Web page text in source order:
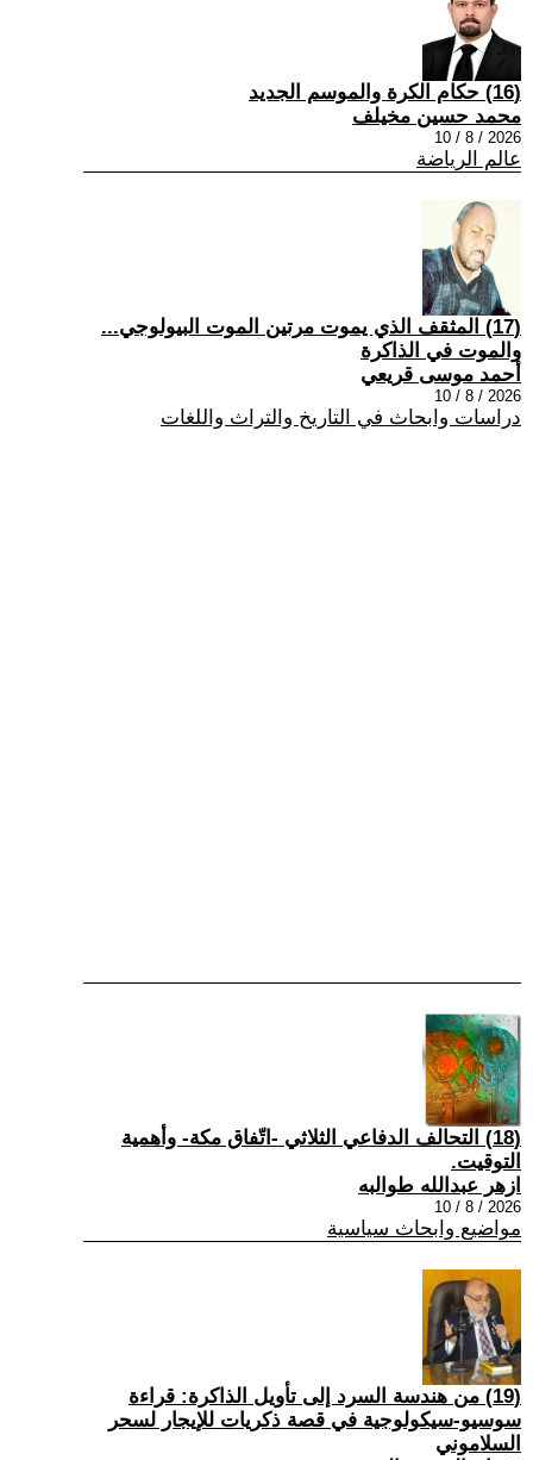
(16) حكام الكرة والموسم الجديد
محمد حسين مخيلف
2026 / 8 / 10
عالم الرياضة
(17) المثقف الذي يموت مرتين الموت البيولوجي...
والموت في الذاكرة
أحمد موسى قريعي
2026 / 8 / 10
دراسات وابحاث في التاريخ والتراث واللغات
(18) التحالف الدفاعي الثلاثي -اتّفاق مكة- وأهمية
التوقيت.
ازهر عبدالله طوالبه
2026 / 8 / 10
مواضيع وابحاث سياسية
(19) من هندسة السرد إلى تأويل الذاكرة: قراءة
سوسيو-سيكولوجية في قصة ذكريات للإيجار لسحر
السلاموني